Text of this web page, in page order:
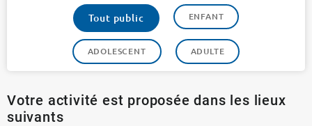
Tout public
ENFANT
ADOLESCENT ADULTE
Votre activité est proposée dans les lieux
suivants